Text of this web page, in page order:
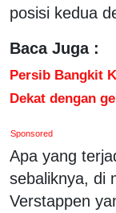
posisi kedua
Baca Juga :
Persib Bangkit
Dekat dengan
Sponsored
Apa yang
sebaliknya, di
Verstappen